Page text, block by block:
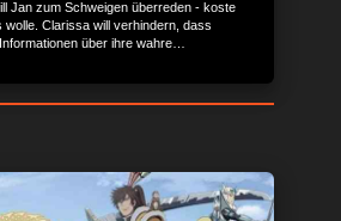
Jan zum Schweigen überreden - koste
wolle. Clarissa will verhindern, dass
über ihre wahre